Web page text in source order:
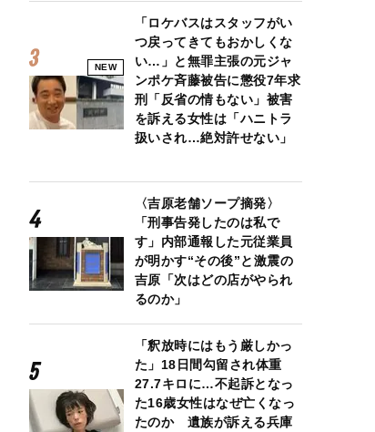
NEW
「ロケバスはスタッフがい
つ戻ってきてもおかしくな
い…」と無罪主張の元ジャ
ンポケ斉藤被告に懲役7年求
刑「反省の情もない」被害
を訴える女性は「ハニトラ
扱いされ…絶対許せない」
〈吉原老舗ソープ摘発〉
「刑事告発したのは私で
す」内部通報した元従業員
が明かす“その後”と激震の
吉原「次はどの店がやられ
るのか」
「釈放時にはもう厳しかっ
た」18日間勾留され体重
27.7キロに…不起訴となっ
た16歳女性はなぜ亡くなっ
たのか 遺族が訴える兵庫